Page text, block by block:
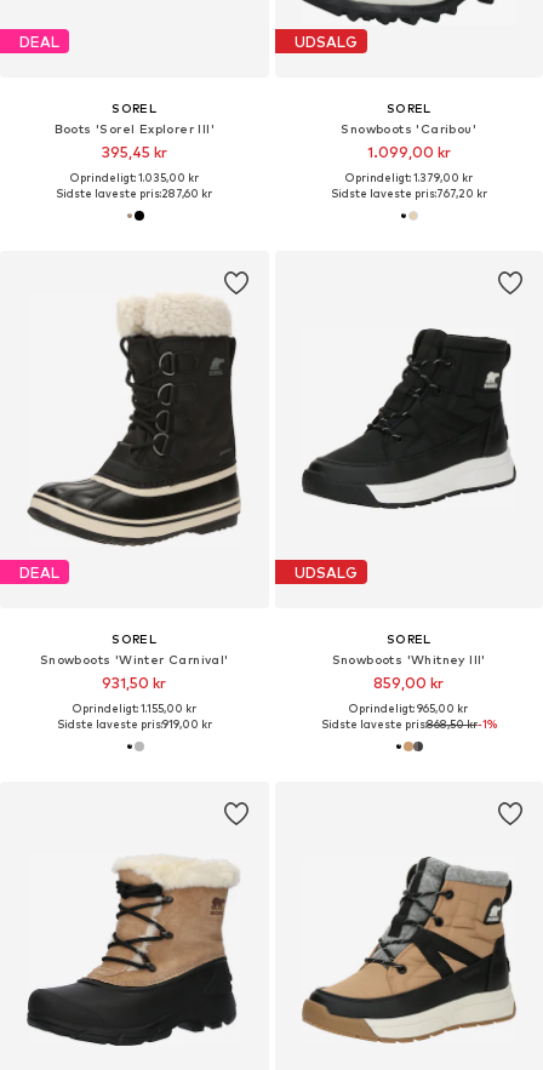
DEAL
SOREL
Boots 'Sorel Explorer III'
395,45 kr
Oprindeligt: 1.035,00 kr
Sidste laveste pris:287,60 kr
UDSALG
SOREL
Snowboots 'Caribou'
1.099,00 kr
Oprindeligt: 1.379,00 kr
Sidste laveste pris:767,20 kr
DEAL
SOREL
Snowboots 'Winter Carnival'
931,50 kr
Oprindeligt: 1.155,00 kr
Sidste laveste pris:919,00 kr
UDSALG
SOREL
Snowboots 'Whitney III'
859,00 kr
Oprindeligt: 965,00 kr
Sidste laveste pris:868,50 kr-1%